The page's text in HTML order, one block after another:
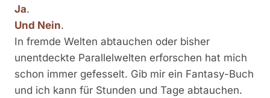
Ja.
Und Nein.
In fremde Welten abtauchen oder bisher
unentdeckte Parallelwelten erforschen hat mich
schon immer gefesselt. Gib mir ein Fantasy-Buch
und ich kann für Stunden und Tage abtauchen.